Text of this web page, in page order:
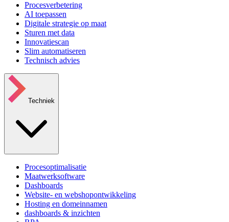
Procesverbetering
AI toepassen
Digitale strategie op maat
Sturen met data
Innovatiescan
Slim automatiseren
Technisch advies
Techniek
Procesoptimalisatie
Maatwerksoftware
Dashboards
Website- en webshopontwikkeling
Hosting en domeinnamen
dashboards & inzichten